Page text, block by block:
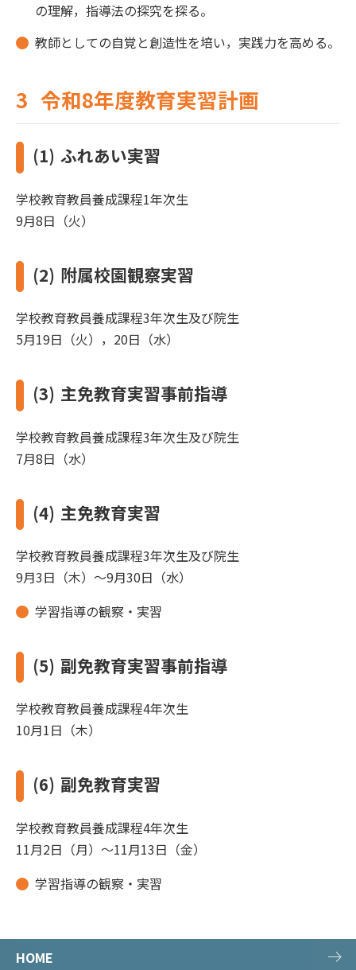
の理解，指導法の探究を探る。
教師としての自覚と創造性を培い，実践力を高める。
3 令和8年度教育実習計画
(1) ふれあい実習
学校教育教員養成課程1年次生
9月8日（火）
(2) 附属校園観察実習
学校教育教員養成課程3年次生及び院生
5月19日（火），20日（水）
(3) 主免教育実習事前指導
学校教育教員養成課程3年次生及び院生
7月8日（水）
(4) 主免教育実習
学校教育教員養成課程3年次生及び院生
9月3日（木）～9月30日（水）
学習指導の観察・実習
(5) 副免教育実習事前指導
学校教育教員養成課程4年次生
10月1日（木）
(6) 副免教育実習
学校教育教員養成課程4年次生
11月2日（月）～11月13日（金）
学習指導の観察・実習
HOME